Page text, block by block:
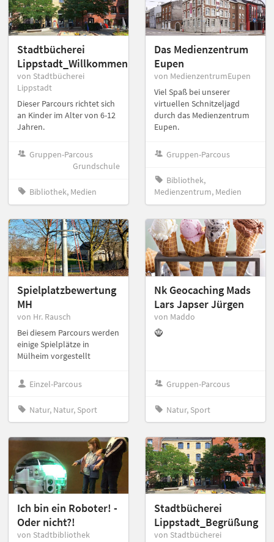
Stadtbücherei
Lippstadt_Willkommen
von Stadtbücherei
Lippstadt
Dieser Parcours richtet sich
an Kinder im Alter von 6-12
Jahren.
Gruppen-Parcous
Grundschule
Bibliothek, Medien
Das Medienzentrum
Eupen
von MedienzentrumEupen
Viel Spaß bei unserer
virtuellen Schnitzeljagd
durch das Medienzentrum
Eupen.
Gruppen-Parcous
Bibliothek,
Medienzentrum, Medien
Spielplatzbewertung
MH
von Hr. Rausch
Bei diesem Parcours werden
einige Spielplätze in
Mülheim vorgestellt
Einzel-Parcous
Natur, Natur, Sport
Nk Geocaching Mads
Lars Japser Jürgen
von Maddo
🧌
Gruppen-Parcous
Natur, Sport
Ich bin ein Roboter! -
Oder nicht?!
von Stadtbibliothek
Stadtbücherei
Lippstadt_Begrüßung
von Stadtbücherei